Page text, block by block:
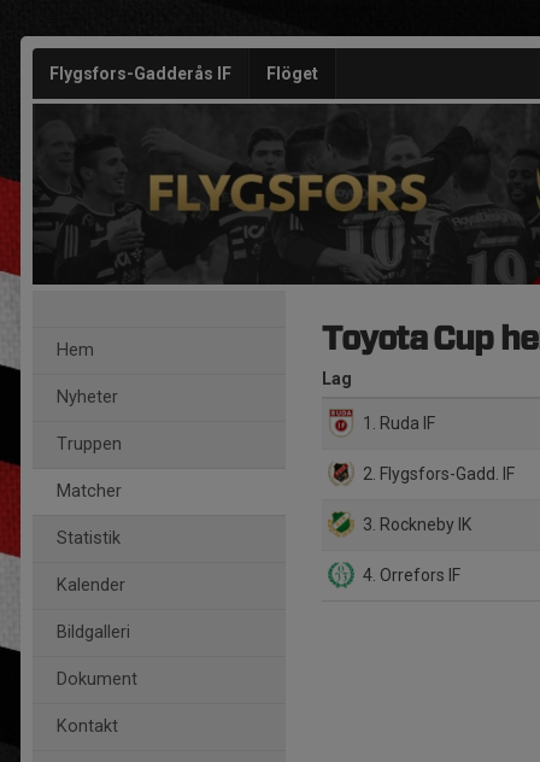
Flygsfors-Gadderås IF Flöget
Hem
Nyheter
Truppen
Matcher
Statistik
Kalender
Bildgalleri
Dokument
Kontakt
Toyota Cup
Lag
1. Ruda IF
2. Flygsfors-Gadd. IF
3. Rockneby IK
4. Orrefors IF